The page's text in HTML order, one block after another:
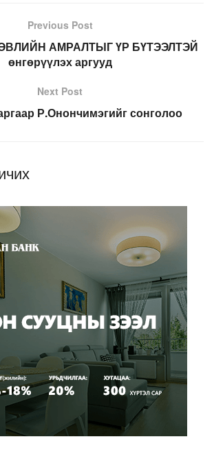
Previous Post
ӨВЛИЙН АМРАЛТЫГ ҮР БҮТЭЭЛТЭЙ
өнгөрүүлэх аргууд
Next Post
Р.Онончимэгийг сонголоо